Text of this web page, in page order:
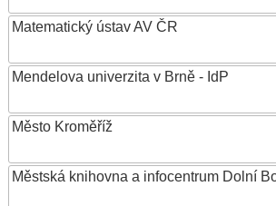
Matematický ústav AV ČR
Mendelova univerzita v Brně - IdP
Město Kroměříž
Městská knihovna a infocentrum Dolní